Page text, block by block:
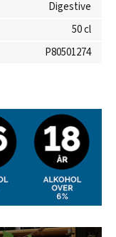
Digestive
50 cl
P80501274